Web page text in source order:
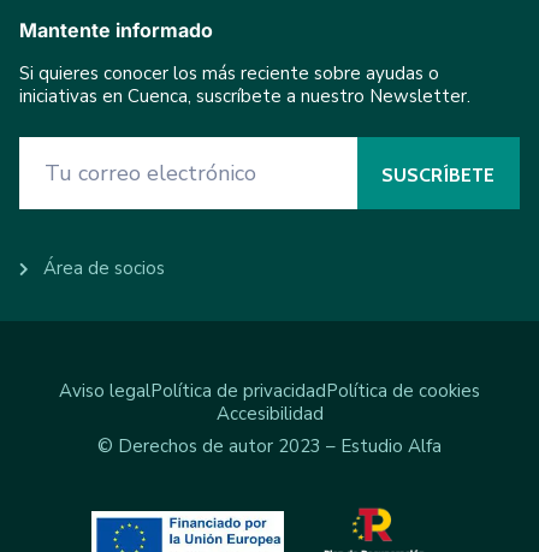
Mantente informado
Si quieres conocer los más reciente sobre ayudas o
iniciativas en Cuenca, suscríbete a nuestro Newsletter.
Área de socios
Aviso legalPolítica de privacidadPolítica de cookies
Accesibilidad
© Derechos de autor 2023 – Estudio Alfa